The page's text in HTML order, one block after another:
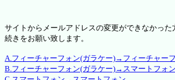
サイトからメールアドレスの変更ができなかっ
続きをお願い致します。
A.フィーチャーフォン(ガラケー)→フィーチャー
B.フィーチャーフォン(ガラケー)→スマートフォン